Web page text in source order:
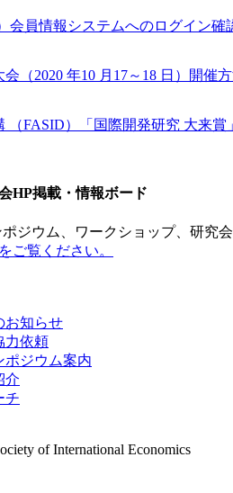
会員情報システムへのログイン確
会（2020 年10 月17～18 日）開催
（FASID）「国際開発研究 大来
HP掲載・情報ボード
ジウム、ワークショップ、研究
ご覧ください。
お知らせ
力依頼
ポジウム案内
介
チ
of International Economics